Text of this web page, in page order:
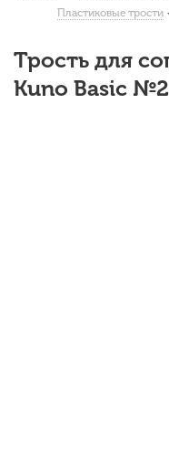
Пластиковые трости
Трость для
Kuno Basic